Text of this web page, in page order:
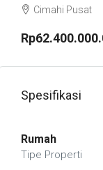
Cimahi Pusat
Spesifikasi
Rumah
Tipe Properti